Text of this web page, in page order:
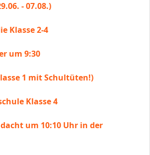
- 07.08.)
Klasse 2-4
um 9:30
1 mit Schultüten!)
Klasse 4
um 10:10 Uhr in der